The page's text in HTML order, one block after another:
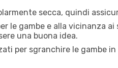
secca, quindi
le gambe e alla vicinanza
una buona idea.
per sgranchire le gambe